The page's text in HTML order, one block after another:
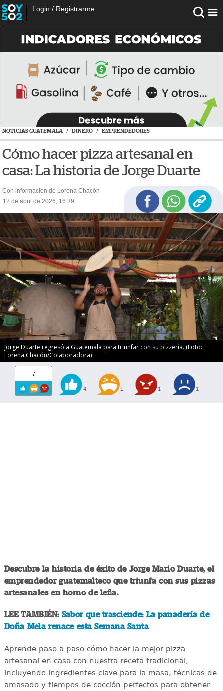
Login / Registrarme
NOTICIAS GUATEMALA / DINERO / EMPRENDEDORES
Cómo hacer pizza artesanal en
casa: La historia de Jorge Duarte
Con información de Lorena Chacón
12 de abril de 2026, 16:39
Jorge Duarte regresó a Guatemala para triunfar con su pizzería. (Foto:
Lorena Chacón/Colaboradora)
7
4 1 1 1
Descubre la historia de éxito de Jorge Mario Duarte, el
emprendedor guatemalteco que triunfa con sus pizzas
artesanales en horno de leña.
LEE TAMBIÉN: Sabor que trasciende: La panadería de
Doña Mela renace esta Semana Santa
Aprende paso a paso cómo hacer la mejor pizza
artesanal en casa con nuestra receta tradicional,
incluyendo ingredientes clave para la masa, técnicas de
amasado y tiempos de cocción perfectos para obtener